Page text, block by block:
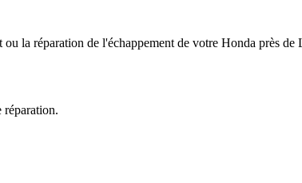
ou la réparation de l'échappement de votre Honda près de
réparation.